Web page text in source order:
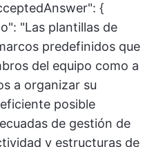
{
"Las plantillas de
predefinidos que
del equipo como a
a organizar su
posible
de gestión de
y estructuras de